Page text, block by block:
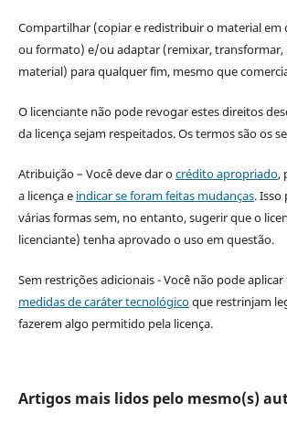
Compartilhar (copiar e redistribuir o material
ou formato) e/ou adaptar (remixar, transformar,
material) para qualquer fim, mesmo que
O licenciante não pode revogar estes direitos
da licença sejam respeitados. Os termos são os
Atribuição – Você deve dar ocrédito apropriado,
a licença e indicar se foram feitas mudanças. Isso
várias formas sem, no entanto, sugerir que o
licenciante) tenha aprovado o uso em questão.
Sem restrições adicionais - Você não pode
medidas de caráter tecnológicoque restrinjam
fazerem algo permitido pela licença.
Artigos mais lidos pelo mesmo(s)